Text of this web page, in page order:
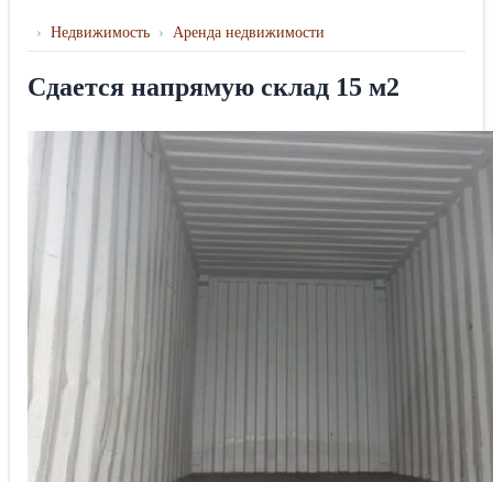
› Недвижимость › Аренда недвижимости
Сдается напрямую склад 15 м2